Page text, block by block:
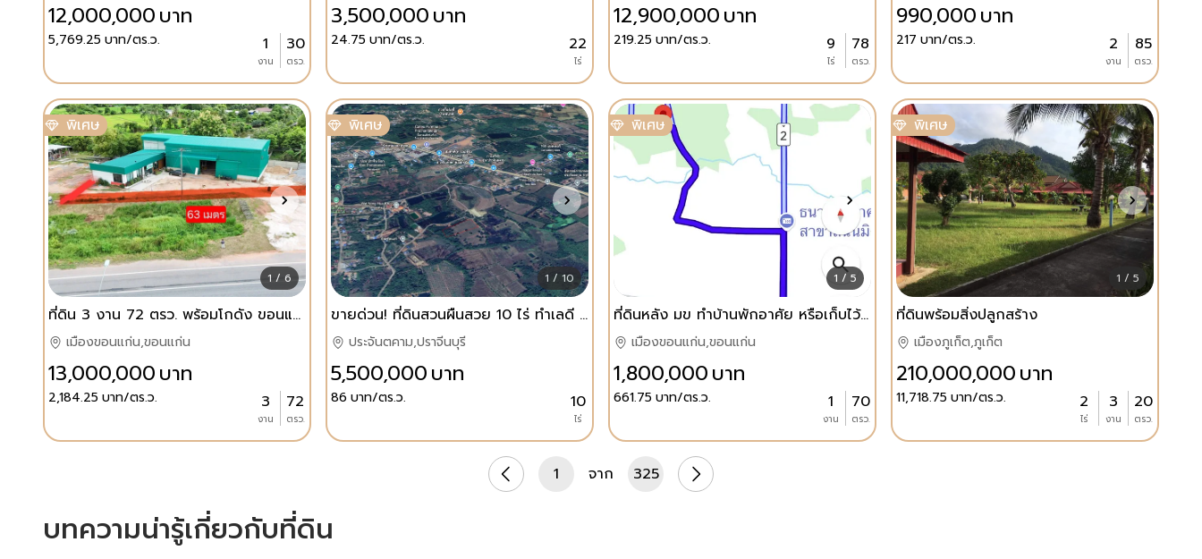
12,000,000บาท
5,769.25 บาท/ตร.ว. 1
งาน
30
ตรว.
3,500,000บาท
24.75 บาท/ตร.ว. 22
ไร่
12,900,000บาท
219.25 บาท/ตร.ว. 9
ไร่
78
ตรว.
990,000บาท
217 บาท/ตร.ว. 2
งาน
85
ตรว.
พิเศษ
1 / 6
ที่ดิน 3 งาน 72 ตรว. พร้อมโกดัง ขอนแก่น
เมืองขอนแก่น,ขอนแก่น
13,000,000บาท
2,184.25 บาท/ตร.ว. 3
งาน
72
ตรว.
พิเศษ
1 / 10
ขายด่วน! ที่ดินสวนผืนสวย 10 ไร่ ทำเลดี ใกล้ถนนสุวรรณศร (สาย 33) ต.หนองแสง อ.ประจันตคาม จ.ปราจีนบุรี
ประจันตคาม,ปราจีนบุรี
5,500,000บาท
86บาท/ตร.ว. 10
ไร่
พิเศษ
1 / 5
ที่ดินหลัง มข ทำบ้านพักอาศัย หรือเก็บไว้ ราคาไม่แพง
เมืองขอนแก่น,ขอนแก่น
1,800,000บาท
661.75 บาท/ตร.ว. 1
งาน
70
ตรว.
พิเศษ
1 / 5
ที่ดินพร้อมสิ่งปลูกสร้าง
เมืองภูเก็ต,ภูเก็ต
210,000,000บาท
11,718.75 บาท/ตร.ว. 2
ไร่
3
งาน
20
ตรว.
1 จาก 325
บทความน่ารู้เกี่ยวกับที่ดิน